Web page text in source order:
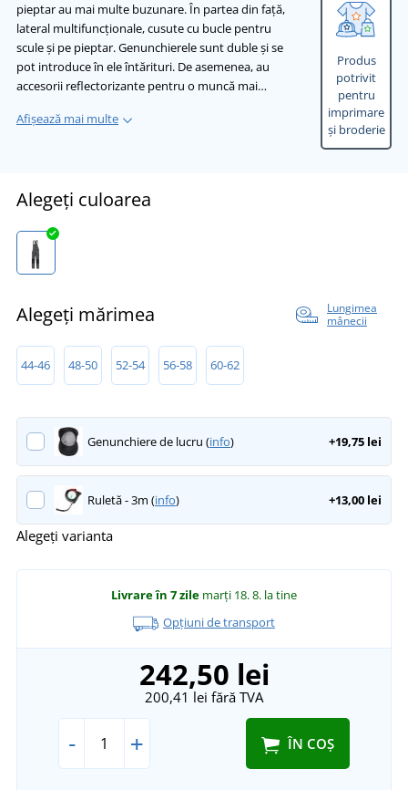
pieptar au mai multe buzunare. În partea din față,
lateral multifuncționale, cusute cu bucle pentru
scule și pe pieptar. Genunchierele sunt duble și se
pot introduce în ele întărituri. De asemenea, au
accesorii reflectorizante pentru o muncă mai…
Afișează mai multe
Produs
potrivit
pentru
imprimare
și broderie
Alegeți culoarea
Alegeți mărimea
Lungimea
mânecii
44-46 48-50 52-54 56-58 60-62
Genunchiere de lucru (info) +19,75 lei
Ruletă - 3m (info) +13,00 lei
Alegeți varianta
Livrare în 7 zile marți 18. 8. la tine
Opțiuni de transport
242,50 lei
200,41 lei fără TVA
- + ÎN COȘ